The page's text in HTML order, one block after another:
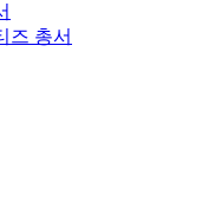
즈 총서